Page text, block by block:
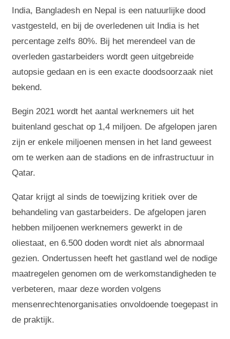
India, Bangladesh en Nepal is een natuurlijke dood
vastgesteld, en bij de overledenen uit India is het
percentage zelfs 80%. Bij het merendeel van de
overleden gastarbeiders wordt geen uitgebreide
autopsie gedaan en is een exacte doodsoorzaak niet
bekend.
Begin 2021 wordt het aantal werknemers uit het
buitenland geschat op 1,4 miljoen. De afgelopen jaren
zijn er enkele miljoenen mensen in het land geweest
om te werken aan de stadions en de infrastructuur in
Qatar.
Qatar krijgt al sinds de toewijzing kritiek over de
behandeling van gastarbeiders. De afgelopen jaren
hebben miljoenen werknemers gewerkt in de
oliestaat, en 6.500 doden wordt niet als abnormaal
gezien. Ondertussen heeft het gastland wel de nodige
maatregelen genomen om de werkomstandigheden te
verbeteren, maar deze worden volgens
mensenrechtenorganisaties onvoldoende toegepast in
de praktijk.